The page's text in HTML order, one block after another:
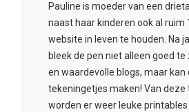
Pauline is moeder van een
naast haar kinderen ook al ruim
website in leven te houden. Na
bleek de pen niet alleen goed
en waardevolle blogs, maar kan
tekeningetjes maken! Van deze
worden er weer leuke